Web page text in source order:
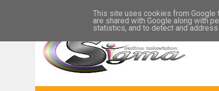
EUROPE U.S.A. AUSTRALIA
This site uses cookies from Google
are shared with Google along with
statistics, and to detect and address